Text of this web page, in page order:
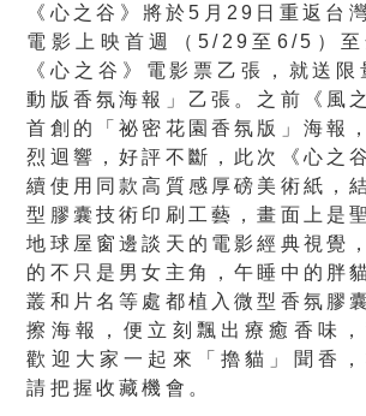
《心之谷》將於5月29日重返台
電影上映首週（5/29至6/5）至
《心之谷》電影票乙張，就送
動版香氛海報」乙張。之前《風
首創的「祕密花園香氛版」海報
烈迴響，好評不斷，此次《心之
續使用同款高質感厚磅美術紙，
型膠囊技術印刷工藝，畫面上是
地球屋窗邊談天的電影經典視覺
的不只是男女主角，午睡中的胖
叢和片名等處都植入微型香氛膠
擦海報，便立刻飄出療癒香味，
歡迎大家一起來「擼貓」聞香
請把握收藏機會。